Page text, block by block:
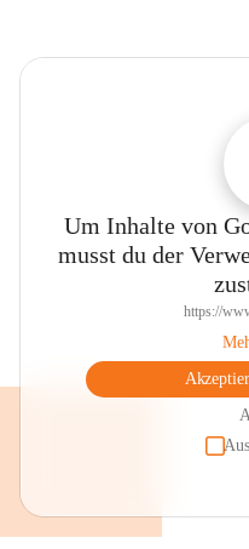
Um Inhalte von
musst du der
https://